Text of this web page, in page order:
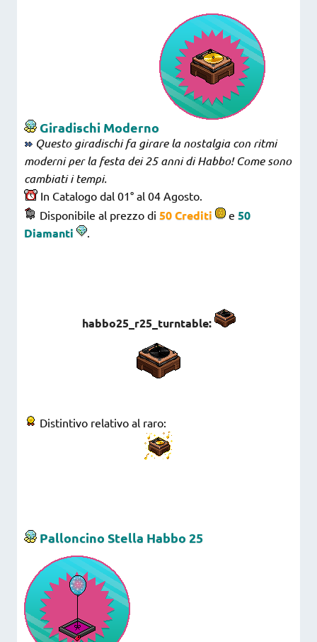
Giradischi Moderno
Questo giradischi fa girare la nostalgia con ritmi
moderni per la festa dei 25 anni di Habbo! Come sono
cambiati i tempi.
In Catalogo dal 01° al 04 Agosto.
Disponibile al prezzo di 50 Crediti e 50
Diamanti
.
habbo25_r25_turntable:
Distintivo relativo al raro:
Palloncino Stella Habbo 25